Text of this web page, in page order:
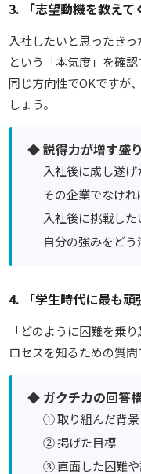
3. 「志望動機を教えて
入社したいと思ったき
という「本気度」を確
同じ方向性でOKですが
しょう。
◆ 説得力が増す盛
入社後に成し遂
その企業でなけ
入社後に挑戦し
自分の強みをど
4. 「学生時代に最も頑
「どのように困難を乗
ロセスを知るための質問
◆ ガクチカの回答
① 取り組んだ背景
② 掲げた目標
③ 直面した困難